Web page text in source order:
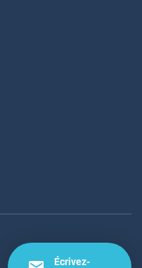
Écrivez-